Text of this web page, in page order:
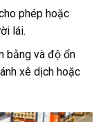
phép hoặc
lái.
bằng và độ ổn
xê dịch hoặc